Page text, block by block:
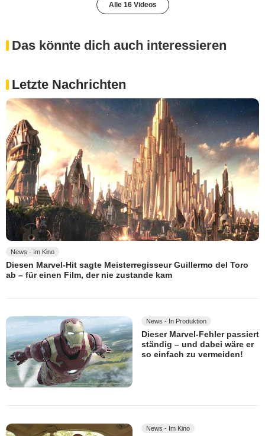
Alle 16 Videos
Das könnte dich auch interessieren
Letzte Nachrichten
News - Im Kino
Diesen Marvel-Hit sagte Meisterregisseur Guillermo del Toro
ab – für einen Film, der nie zustande kam
News - In Produktion
Dieser Marvel-Fehler passiert
ständig – und dabei wäre er
so einfach zu vermeiden!
News - Im Kino